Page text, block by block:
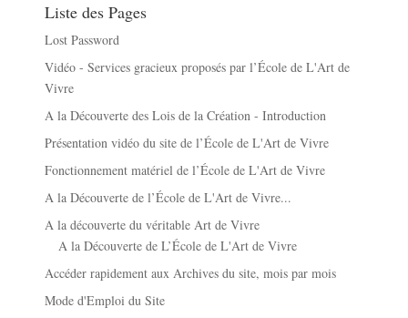
Liste des Pages
Lost Password
Vidéo - Services gracieux proposés par l’École de L'Art de
Vivre
A la Découverte des Lois de la Création - Introduction
Présentation vidéo du site de l’École de L'Art de Vivre
Fonctionnement matériel de l’École de L'Art de Vivre
A la Découverte de l’École de L'Art de Vivre...
A la découverte du véritable Art de Vivre
A la Découverte de L’École de L'Art de Vivre
Accéder rapidement aux Archives du site, mois par mois
Mode d'Emploi du Site